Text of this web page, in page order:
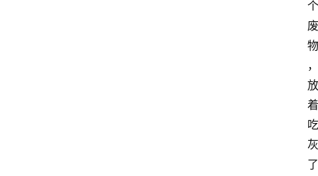
个
废
物
，
放
着
吃
灰
了